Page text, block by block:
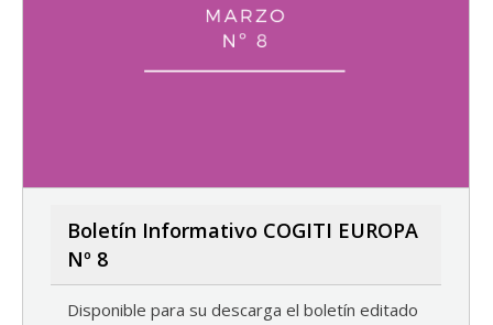
Boletín Informativo COGITI EUROPA
Nº 8
Disponible para su descarga el boletín editado